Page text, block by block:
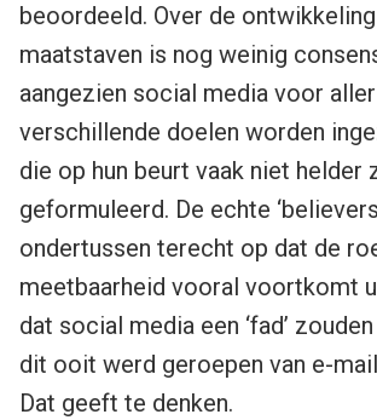
beoordeeld. Over de
maatstaven is nog weinig
aangezien social media voor
verschillende doelen worden
die op hun beurt vaak niet helder
geformuleerd. De echte
ondertussen terecht op dat de
meetbaarheid vooral voortkomt
dat social media een ‘fad’
dit ooit werd geroepen van e-
Dat geeft te denken.